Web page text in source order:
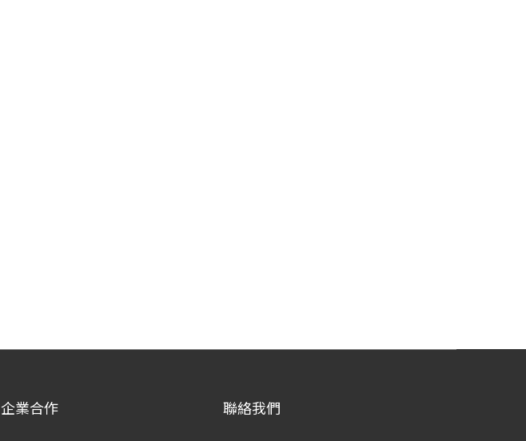
企業合作 聯絡我們